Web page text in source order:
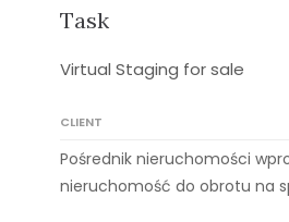
Task
Virtual Staging for sale
CLIENT
Pośrednik nieruchomości
nieruchomość do obrotu na